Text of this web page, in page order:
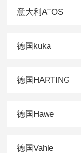
意大利ATOS
德国kuka
德国HARTING
德国Hawe
德国Vahle